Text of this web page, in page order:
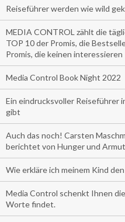
Reiseführer werden wie wild
MEDIA CONTROL zählt die
TOP 10 der Promis, die
Promis, die keinen interessieren
Media Control Book Night 2022
Ein eindrucksvoller Reiseführer
gibt
Auch das noch! Carsten
berichtet von Hunger und
Wie erkläre ich meinem Kind
Media Control schenkt Ihnen
Worte findet.